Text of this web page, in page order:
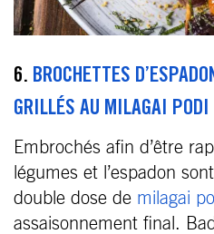
6. BROCHETTES
GRILLÉS AU MILAGAI PODI
Embrochés afin d’être
légumes et l’espadon
double dose de milagai
assaisonnement final.